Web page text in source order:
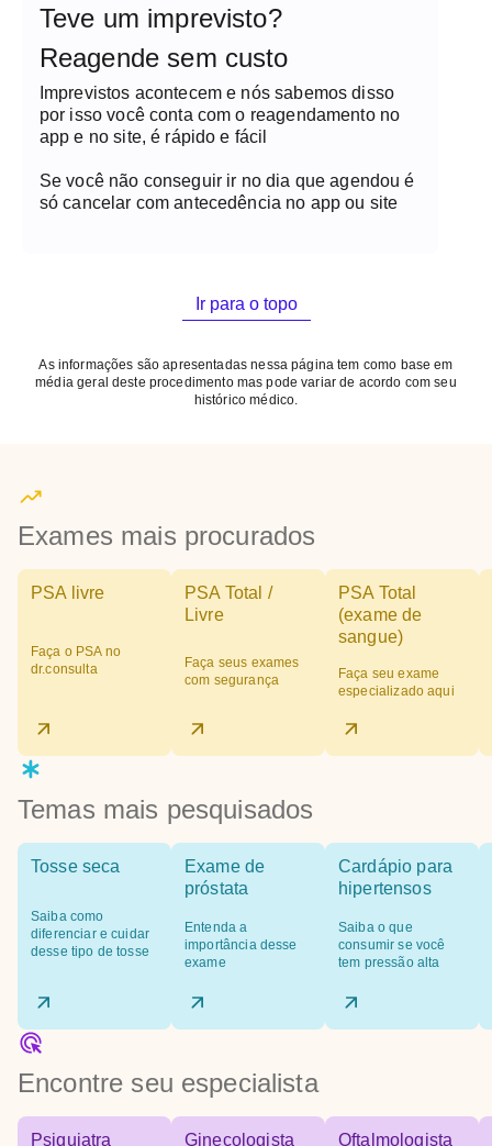
Teve um imprevisto?
Reagende sem custo
Imprevistos acontecem e nós sabemos disso
por isso você conta com o reagendamento no
app e no site, é rápido e fácil
Se você não conseguir ir no dia que agendou é
só cancelar com antecedência no app ou site
Ir para o topo
As informações são apresentadas nessa página tem como base em
média geral deste procedimento mas pode variar de acordo com seu
histórico médico.
Exames mais procurados
PSA livre
Faça o PSA no
dr.consulta
PSA Total /
Livre
Faça seus exames
com segurança
PSA Total
(exame de
sangue)
Faça seu exame
especializado aqui
Temas mais pesquisados
Tosse seca
Saiba como
diferenciar e cuidar
desse tipo de tosse
Exame de
próstata
Entenda a
importância desse
exame
Cardápio para
hipertensos
Saiba o que
consumir se você
tem pressão alta
Encontre seu especialista
Psiquiatra Ginecologista Oftalmologista